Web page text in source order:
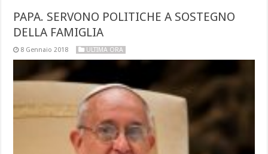
PAPA. SERVONO POLITICHE A SOSTEGNO
DELLA FAMIGLIA
8 Gennaio 2018 ULTIMA ORA